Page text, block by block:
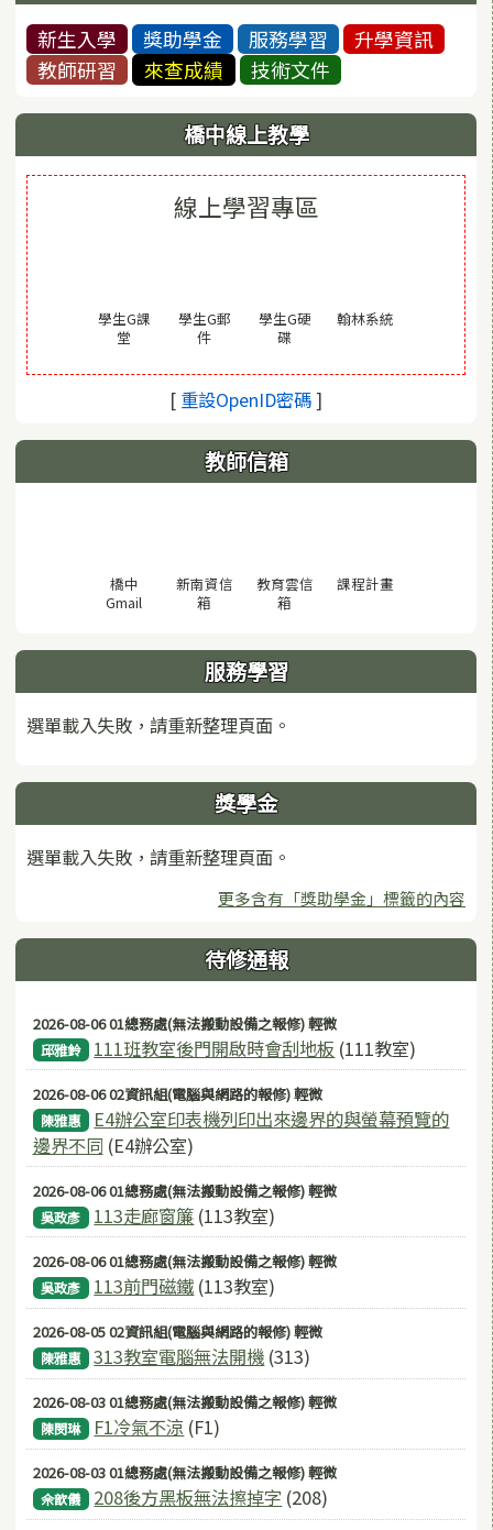
新生入學 獎助學金 服務學習
升學資訊
教師研習
來查成績 技術文件
橋中線上教學
線上學習專區
學生G課
堂
學生G郵
件(另開視窗)
學生G硬
碟(另開視窗)
翰林系統(另開視窗)
[ 重設OpenID密碼(另開視窗)
]
教師信箱
橋中
Gmail (另開視窗)
新南資信
箱
教育雲信
箱
課程計畫(另開視窗)
服務學習
選單載入失敗，請重新整理頁面。
獎學金
選單載入失敗，請重新整理頁面。
更多含有「獎助學金」標籤的內容
待修通報
2026-08-06 01總務處(無法搬動設備之報修) 輕微
邱雅鈴 111班教室後門開啟時會刮地板 (111教室)
2026-08-06 02資訊組(電腦與網路的報修) 輕微
陳雅惠
E4辦公室印表機列印出來邊界的與螢幕預覽的
邊界不同 (E4辦公室)
2026-08-06 01總務處(無法搬動設備之報修) 輕微
吳政彥 113走廊窗簾 (113教室)
2026-08-06 01總務處(無法搬動設備之報修) 輕微
吳政彥 113前門磁鐵 (113教室)
2026-08-05 02資訊組(電腦與網路的報修) 輕微
陳雅惠 313教室電腦無法開機 (313)
2026-08-03 01總務處(無法搬動設備之報修) 輕微
陳閔琳 F1冷氣不涼 (F1)
2026-08-03 01總務處(無法搬動設備之報修) 輕微
佘歆儀 208後方黑板無法擦掉字 (208)